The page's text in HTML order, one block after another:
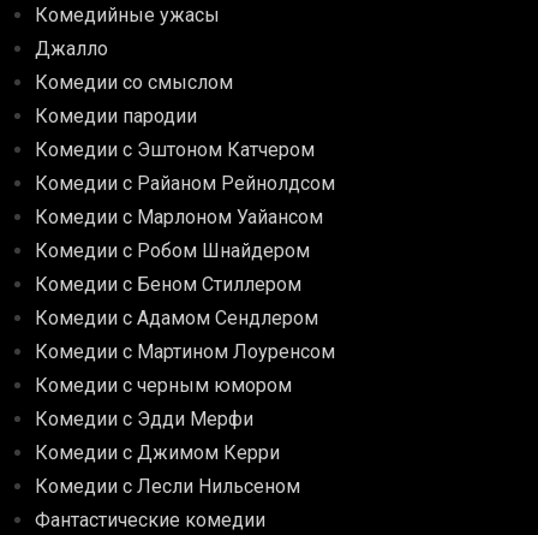
Комедийные ужасы
Джалло
Комедии со смыслом
Комедии пародии
Комедии с Эштоном Катчером
Комедии с Райаном Рейнолдсом
Комедии с Марлоном Уайансом
Комедии с Робом Шнайдером
Комедии с Беном Стиллером
Комедии с Адамом Сендлером
Комедии с Мартином Лоуренсом
Комедии с черным юмором
Комедии с Эдди Мерфи
Комедии с Джимом Керри
Комедии с Лесли Нильсеном
Фантастические комедии